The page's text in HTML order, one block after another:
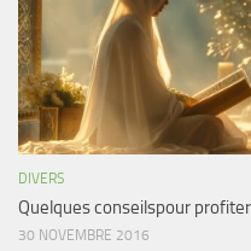
DIVERS
Quelques conseilspour
30 NOVEMBRE 2016